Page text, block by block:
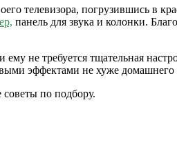
телевизора, погрузившись в
панель для звука и колонки.
не требуется тщательная
эффектами не хуже домашнего
по подбору.